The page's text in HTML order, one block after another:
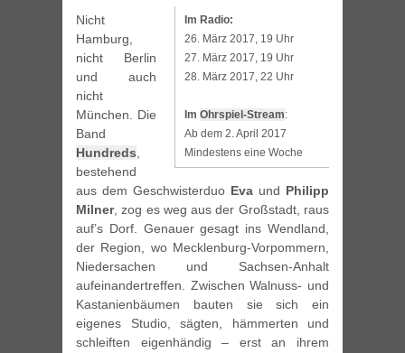
Im Radio:
26. März 2017, 19 Uhr
27. März 2017, 19 Uhr
28. März 2017, 22 Uhr
Im Ohrspiel-Stream:
Ab dem 2. April 2017
Mindestens eine Woche
Nicht
Hamburg,
nicht Berlin
und auch
nicht
München. Die
Band
Hundreds,
bestehend
aus dem Geschwisterduo Eva und Philipp
Milner, zog es weg aus der Großstadt, raus
auf’s Dorf. Genauer gesagt ins Wendland,
der Region, wo Mecklenburg-Vorpommern,
Niedersachen und Sachsen-Anhalt
aufeinandertreffen. Zwischen Walnuss- und
Kastanienbäumen bauten sie sich ein
eigenes Studio, sägten, hämmerten und
schleiften eigenhändig – erst an ihrem